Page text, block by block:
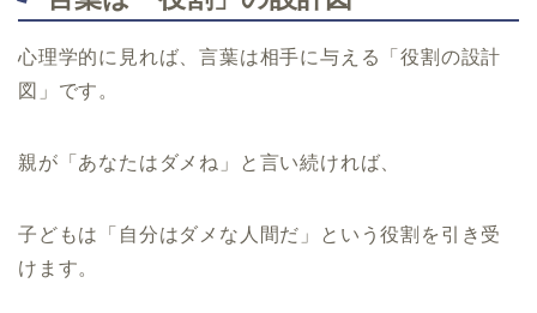
心理学的に見れば、言葉は相手に与える「役割の設計
図」です。
親が「あなたはダメね」と言い続ければ、
子どもは「自分はダメな人間だ」という役割を引き受
けます。